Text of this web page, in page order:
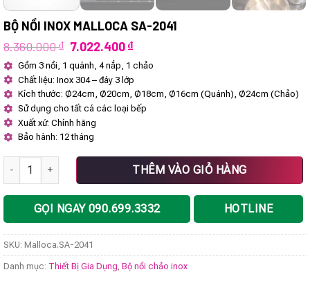
BỘ NỒI INOX MALLOCA SA-2041
8.360.000₫ Giá
gốc
là:
8.360.000 ₫.
7.022.400₫Giá
hiện
tại
là:
7.022.400 ₫.
Gồm 3 nồi, 1 quánh, 4 nắp, 1 chảo
Chất liệu: Inox 304 – đáy 3 lớp
Kích thước: Ø24cm, Ø20cm, Ø18cm, Ø16cm (Quánh), Ø24cm (Chảo)
Sử dụng cho tất cá các loại bếp
Xuất xứ: Chính hãng
Bảo hành: 12 tháng
Bộ nồi inox Malloca SA-2041 số lượngTHÊM VÀO GIỎ HÀNG
GỌI NGAY 090.699.3332 HOTLINE
SKU: Malloca.SA-2041
Danh mục: Thiết Bị Gia Dụng Bộ nồi chảo inox